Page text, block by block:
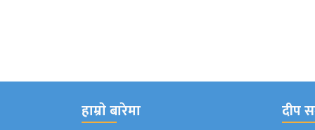
हाम्राे बारेमा दीप